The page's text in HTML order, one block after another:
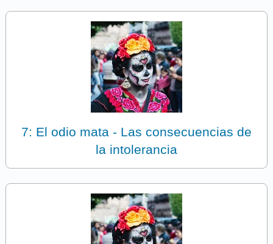
7: El odio mata - Las consecuencias de
la intolerancia